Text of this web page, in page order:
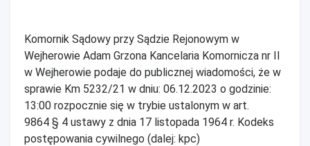
Komornik Sądowy przy Sądzie Rejonowym w
Wejherowie Adam Grzona Kancelaria Komornicza nr II
w Wejherowie podaje do publicznej wiadomości, że w
sprawie Km 5232/21 w dniu: 06.12.2023 o godzinie:
13:00 rozpocznie się w trybie ustalonym w art.
9864 § 4 ustawy z dnia 17 listopada 1964 r. Kodeks
postępowania cywilnego (dalej: kpc)